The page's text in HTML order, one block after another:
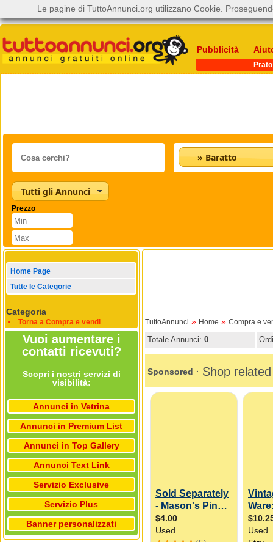
Pubblicità
Prato
» Baratto
Tutti gli Annunci
Prezzo
Home Page
Tutte le Categorie
Categoria
Torna a Compra e vendi
Vuoi aumentare i
contatti ricevuti?
Scopri i nostri servizi di
visibilità:
Annunci in Vetrina
Annunci in Premium List
Annunci in Top Gallery
Annunci Text Link
Servizio Exclusive
Servizio Plus
Banner personalizzati
TuttoAnnunci » Home » Compra e
Totale Annunci: 0
Le pagine di TuttoAnnunci.org utilizzano Cookie.